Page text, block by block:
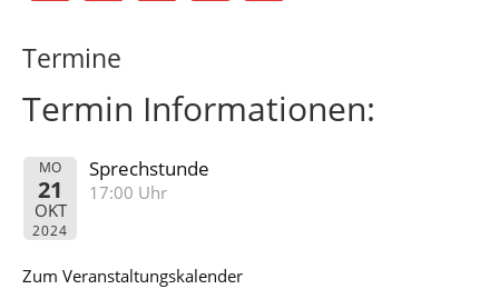
Termine
Termin Informationen:
MO
21
OKT
2024
Sprechstunde
17:00 Uhr
Zum Veranstaltungskalender